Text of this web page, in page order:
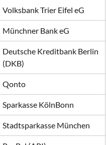
Volksbank Trier Eifel eG
Münchner Bank eG
Deutsche Kreditbank Berlin
(DKB)
Qonto
Sparkasse KölnBonn
Stadtsparkasse München